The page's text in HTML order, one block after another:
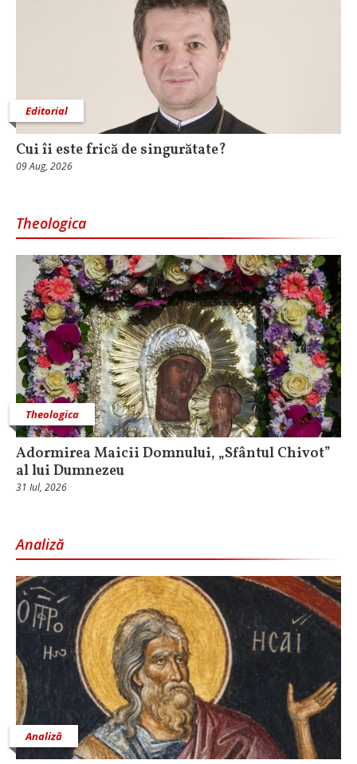
Editorial
Cui îi este frică de singurătate?
09 Aug, 2026
Theologica
Theologica
Adormirea Maicii Domnului, „Sfântul Chivot”
al lui Dumnezeu
31 Iul, 2026
Analiză
Analiză